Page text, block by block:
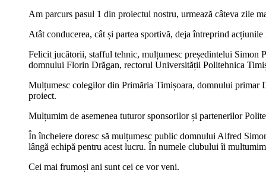
Am parcurs pasul 1 din proiectul nostru, urmează câteva zile
Atât conducerea, cât și partea sportivă, deja întreprind
Felicit jucătorii, stafful tehnic, mulțumesc președintelui Simon
domnului Florin Drăgan, rectorul Universității Politehnica
Mulțumesc colegilor din Primăria Timișoara, domnului primar
proiect.
Mulțumim de asemenea tuturor sponsorilor și partenerilor
În încheiere doresc să mulțumesc public domnului Alfred
lângă echipă pentru acest lucru. În numele clubului îi
Cei mai frumoși ani sunt cei ce vor veni.